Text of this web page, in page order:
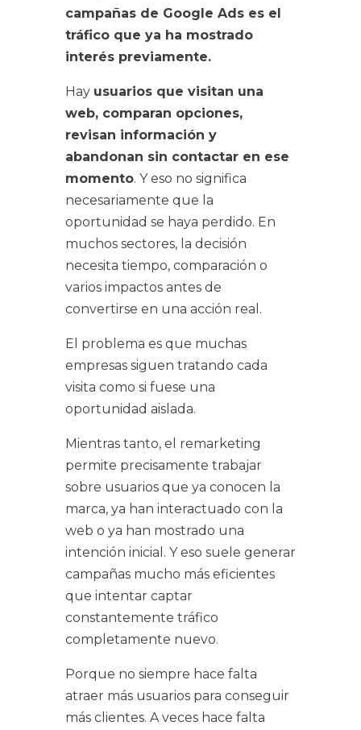
campañas de Google Ads es el
tráfico que ya ha mostrado
interés previamente.
Hay usuarios que visitan una
web, comparan opciones,
revisan información y
abandonan sin contactar en ese
momento. Y eso no significa
necesariamente que la
oportunidad se haya perdido. En
muchos sectores, la decisión
necesita tiempo, comparación o
varios impactos antes de
convertirse en una acción real.
El problema es que muchas
empresas siguen tratando cada
visita como si fuese una
oportunidad aislada.
Mientras tanto, el remarketing
permite precisamente trabajar
sobre usuarios que ya conocen la
marca, ya han interactuado con la
web o ya han mostrado una
intención inicial. Y eso suele generar
campañas mucho más eficientes
que intentar captar
constantemente tráfico
completamente nuevo.
Porque no siempre hace falta
atraer más usuarios para conseguir
más clientes. A veces hace falta